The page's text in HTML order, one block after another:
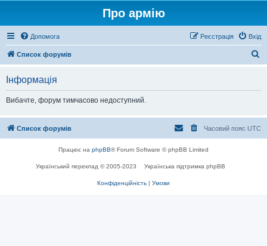
Про армію
Допомога Вхід
Реєстрація
Список форумів
Інформація
Вибачте, форум тимчасово недоступний.
Список форумів Часовий пояс UTC
Працює на phpBB® Forum Software © phpBB Limited
Український переклад © 2005-2023 Українська підтримка phpBB
Конфіденційність | Умови